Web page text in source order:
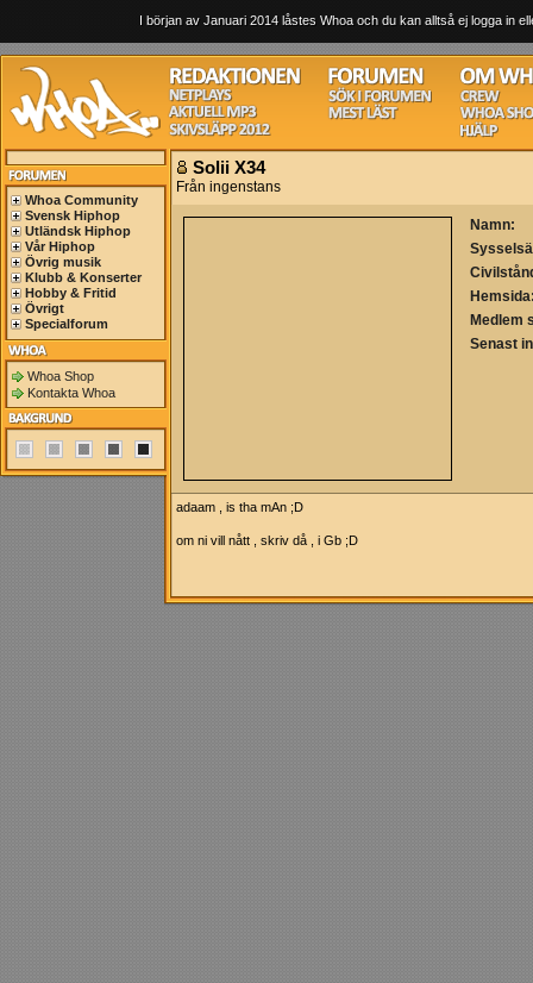
I början av Januari 2014 låstes Whoa och du kan alltså ej logga in
Whoa Community
Svensk Hiphop
Utländsk Hiphop
Vår Hiphop
Övrig musik
Klubb & Konserter
Hobby & Fritid
Övrigt
Specialforum
Whoa Shop
Kontakta Whoa
Solii X34
Från ingenstans
Namn:
Medlem
Senast
adaam , is tha mAn ;D
om ni vill nått , skriv då , i Gb ;D